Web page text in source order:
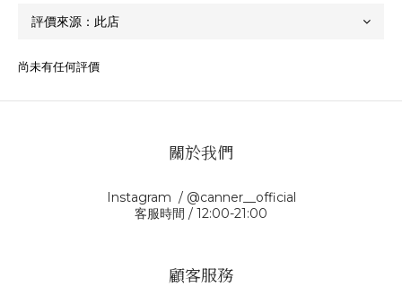
尚未有任何評價
關於我們
Instagram / @canner__official
客服時間 / 12:00-21:00
顧客服務